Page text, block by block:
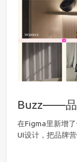
Buzz——品
在Figma里新增
UI设计，把品牌